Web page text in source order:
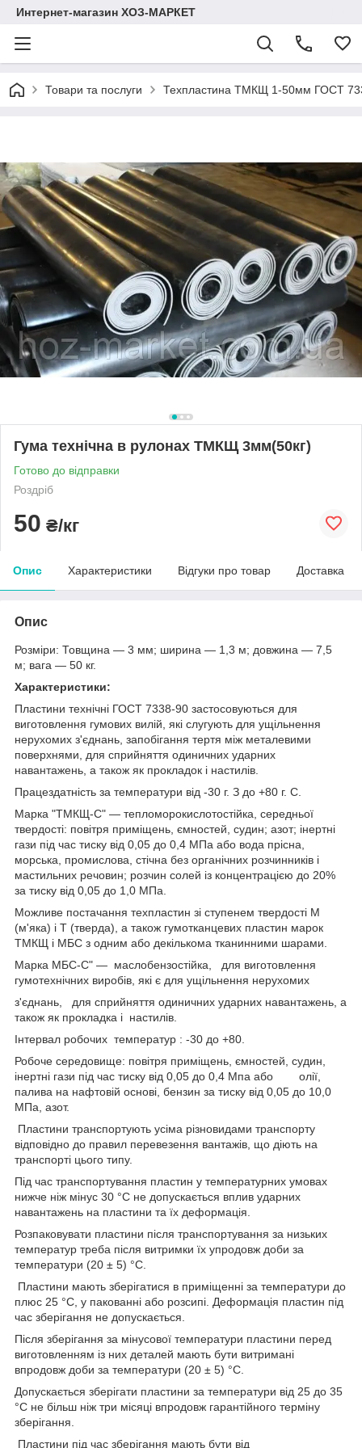
Интернет-магазин ХОЗ-МАРКЕТ
Товари та послуги Техпластина ТМКЩ 1-50мм ГОСТ
Гума технічна в рулонах ТМКЩ 3мм(50кг)
Готово до відправки
Роздріб
50 ₴/кг
Опис Характеристики Відгуки про товар Доставка
Опис
Розміри: Товщина — 3 мм; ширина — 1,3 м; довжина — 7,5
м; вага — 50 кг.
Характеристики:
Пластини технічні ГОСТ 7338-90 застосовуються для
виготовлення гумових вилій, які слугують для ущільнення
нерухомих з'єднань, запобігання тертя між металевими
поверхнями, для сприйняття одиничних ударних
навантажень, а також як прокладок і настилів.
Працездатність за температури від -30 г. З до +80 г. С.
Марка "ТМКЩ-С" — тепломорокислотостійка, середньої
твердості: повітря приміщень, ємностей, судин; азот; інертні
гази під час тиску від 0,05 до 0,4 МПа або вода прісна,
морська, промислова, стічна без органічних розчинників і
мастильних речовин; розчин солей із концентрацією до 20%
за тиску від 0,05 до 1,0 МПа.
Можливе постачання техпластин зі ступенем твердості М
(м'яка) і Т (тверда), а також гумотканцевих пластин марок
ТМКЩ і МБС з одним або декількома тканинними шарами.
Марка МБС-С" — маслобензостійка, для виготовлення
гумотехнічних виробів, які є для ущільнення нерухомих
з'єднань, для сприйняття одиничних ударних навантажень, а
також як прокладка і настилів.
Інтервал робочих температур : -30 до +80.
Робоче середовище: повітря приміщень, ємностей, судин,
інертні гази під час тиску від 0,05 до 0,4 Мпа або олії,
палива на нафтовій основі, бензин за тиску від 0,05 до 10,0
МПа, азот.
Пластини транспортують усіма різновидами транспорту
відповідно до правил перевезення вантажів, що діють на
транспорті цього типу.
Під час транспортування пластин у температурних умовах
нижче ніж мінус 30 °C не допускається вплив ударних
навантажень на пластини та їх деформація.
Розпаковувати пластини після транспортування за низьких
температур треба після витримки їх упродовж доби за
температури (20 ± 5) °C.
Пластини мають зберігатися в приміщенні за температури до
плюс 25 °C, у пакованні або розсипі. Деформація пластин під
час зберігання не допускається.
Після зберігання за мінусової температури пластини перед
виготовленням із них деталей мають бути витримані
впродовж доби за температури (20 ± 5) °C.
Допускається зберігати пластини за температури від 25 до 35
°C не більш ніж три місяці впродовж гарантійного терміну
зберігання.
Пластини під час зберігання мають бути від